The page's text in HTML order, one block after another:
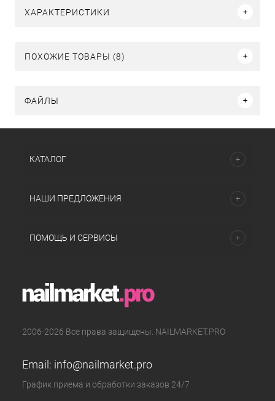
ХАРАКТЕРИСТИКИ
ПОХОЖИЕ ТОВАРЫ (8)
ФАЙЛЫ
КАТАЛОГ
НАШИ ПРЕДЛОЖЕНИЯ
ПОМОЩЬ И СЕРВИСЫ
2006-2026 Все права защищены. NAILMARKET.PRO
Email: info@nailmarket.pro
График приема и обработки заказов 24/7